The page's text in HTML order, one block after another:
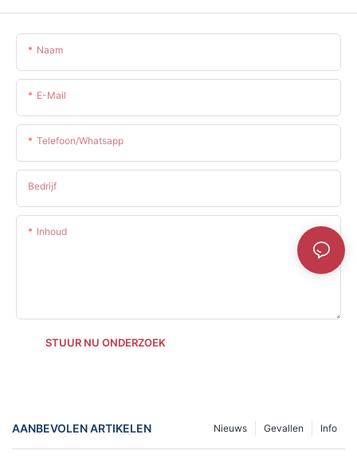
Naam
E-Mail
Telefoon/whatsapp
Bedrijf
Inhoud
STUUR NU ONDERZOEK
AANBEVOLEN ARTIKELEN Info
Gevallen
Nieuws